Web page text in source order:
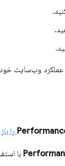
عملکرد وب‌سایت
با